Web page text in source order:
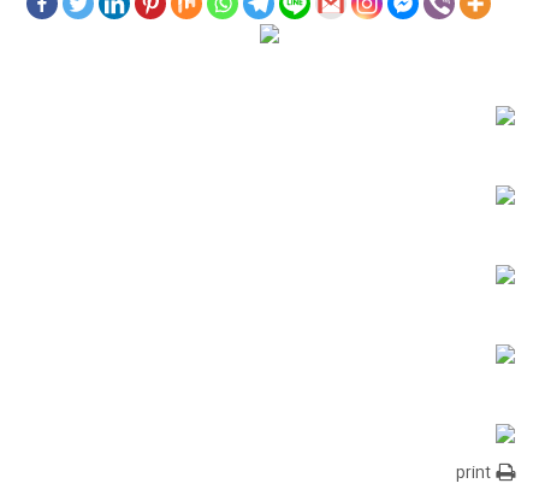
print